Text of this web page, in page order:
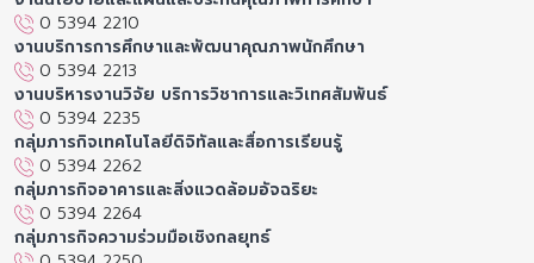
0 5394 2210
งานบริการการศึกษาและพัฒนาคุณภาพนักศึกษา
0 5394 2213
งานบริหารงานวิจัย บริการวิชาการและวิเทศสัมพันธ์
0 5394 2235
กลุ่มภารกิจเทคโนโลยีดิจิทัลและสื่อการเรียนรู้
0 5394 2262
กลุ่มภารกิจอาคารและสิ่งแวดล้อมอัจฉริยะ
0 5394 2264
กลุ่มภารกิจความร่วมมือเชิงกลยุทธ์